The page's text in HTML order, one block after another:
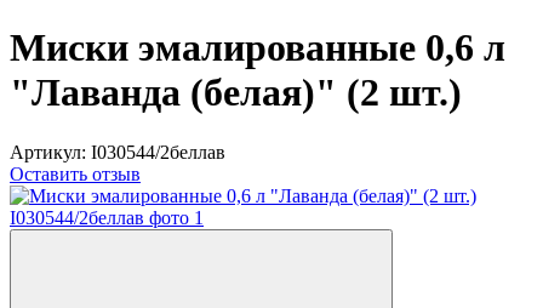
Миски эмалированные 0,6 л
"Лаванда (белая)" (2 шт.)
Артикул: I030544/2беллав
Оставить отзыв